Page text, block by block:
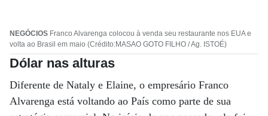
NEGÓCIOS Franco Alvarenga colocou à venda seu restaurante nos EUA e
volta ao Brasil em maio (Crédito:MASAO GOTO FILHO / Ag. ISTOÉ)
Dólar nas alturas
Diferente de Nataly e Elaine, o empresário Franco
Alvarenga está voltando ao País como parte de sua